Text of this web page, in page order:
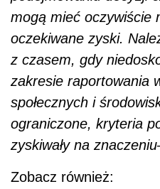
mogą mieć oczywiście
oczekiwane zyski.
z czasem, gdy
zakresie raportowania
społecznych i
ograniczone, kryteria
zyskiwały na znaczeniu
Zobacz również: